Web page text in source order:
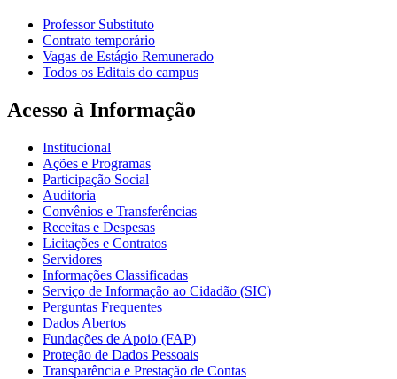
Professor Substituto
Contrato temporário
Vagas de Estágio Remunerado
Todos os Editais do campus
Acesso à Informação
Institucional
Ações e Programas
Participação Social
Auditoria
Convênios e Transferências
Receitas e Despesas
Licitações e Contratos
Servidores
Informações Classificadas
Serviço de Informação ao Cidadão (SIC)
Perguntas Frequentes
Dados Abertos
Fundações de Apoio (FAP)
Proteção de Dados Pessoais
Transparência e Prestação de Contas